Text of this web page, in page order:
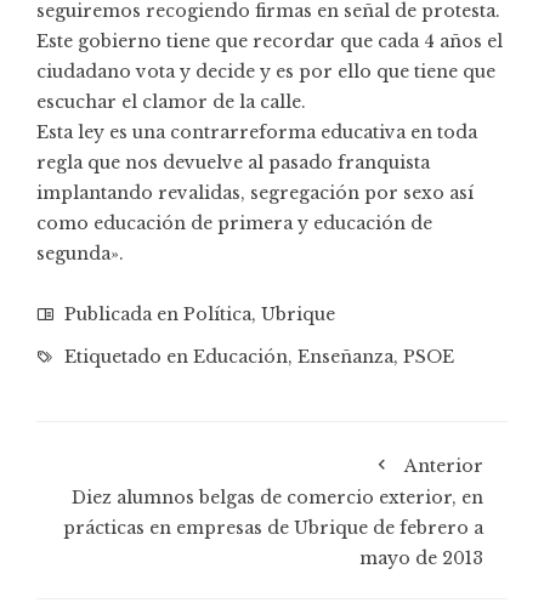
seguiremos recogiendo firmas en señal de protesta.
Este gobierno tiene que recordar que cada 4 años el
ciudadano vota y decide y es por ello que tiene que
escuchar el clamor de la calle.
Esta ley es una contrarreforma educativa en toda
regla que nos devuelve al pasado franquista
implantando revalidas, segregación por sexo así
como educación de primera y educación de
segunda».
Publicada en Política, Ubrique
Etiquetado en Educación, Enseñanza, PSOE
Anterior
Diez alumnos belgas de comercio exterior, en
prácticas en empresas de Ubrique de febrero a
mayo de 2013